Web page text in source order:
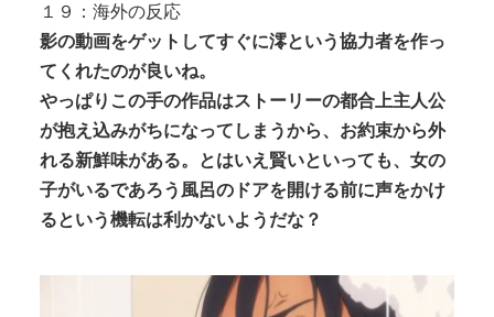
１９：海外の反応
影の動画をゲットしてすぐに澪という協力者を作っ
てくれたのが良いね。
やっぱりこの手の作品はストーリーの都合上主人公
が抱え込みがちになってしまうから、お約束から外
れる新鮮味がある。とはいえ賢いといっても、女の
子がいるであろう風呂のドアを開ける前に声をかけ
るという機転は利かないようだな？